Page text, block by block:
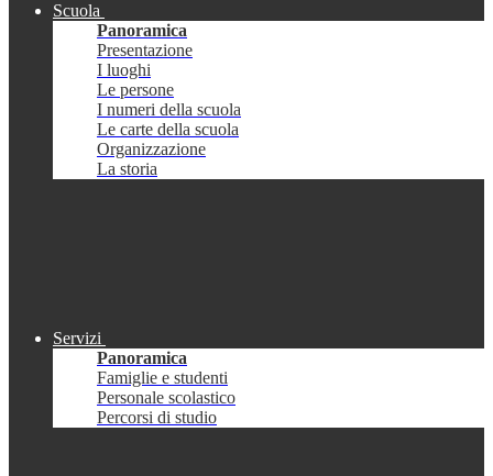
Scuola
Panoramica
Presentazione
I luoghi
Le persone
I numeri della scuola
Le carte della scuola
Organizzazione
La storia
Servizi
Panoramica
Famiglie e studenti
Personale scolastico
Percorsi di studio